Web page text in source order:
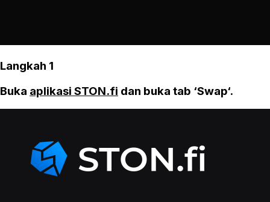
Langkah 1
Buka aplikasi STON.fi dan buka tab ‘Swap‘.